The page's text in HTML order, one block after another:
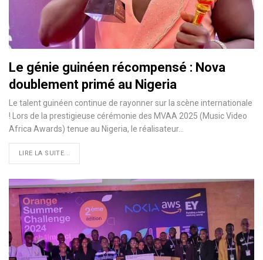
Le génie guinéen récompensé : Nova
doublement primé au Nigeria
Le talent guinéen continue de rayonner sur la scène internationale
! Lors de la prestigieuse cérémonie des MVAA 2025 (Music Video
Africa Awards) tenue au Nigeria, le réalisateur…
LIRE LA SUITE...